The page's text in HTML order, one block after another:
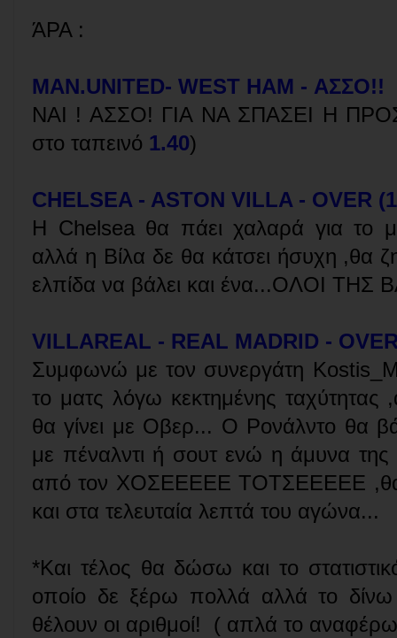
ΆΡΑ :
MAN.UNITED- WEST HAM - ΑΣΣΟ!!
ΝΑΙ ! ΑΣΣΟ! ΓΙΑ ΝΑ ΣΠΑΣΕΙ Η
στο ταπεινό 1.40)
CHELSEA - ASTON VILLA - OVER
Η Chelsea θα πάει χαλαρά για το
αλλά η Βίλα δε θα κάτσει ήσυχη ,θα
ελπίδα να βάλει και ένα...ΟΛΟΙ
VILLAREAL - REAL MADRID -
Συμφωνώ με τον συνεργάτη
το ματς λόγω κεκτημένης ταχύτητας
θα γίνει με Οβερ... Ο Ρονάλντο θα
με πέναλντι ή σουτ ενώ η άμυνα
από τον ΧΟΣΕΕΕΕΕ ΤΟΤΣΕΕΕΕΕ ,θα
και στα τελευταία λεπτά του αγώνα...
*Και τέλος θα δώσω και το
οποίο δε ξέρω πολλά αλλά το δίνω
θέλουν οι αριθμοί! ( απλά το